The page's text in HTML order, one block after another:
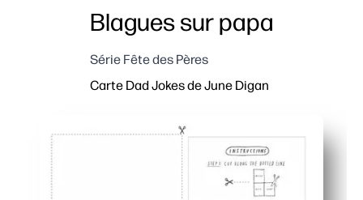
Blagues sur papa
Série Fête des Pères
Carte Dad Jokes de June Digan